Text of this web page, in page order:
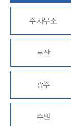
주사무소
부산
광주
수원